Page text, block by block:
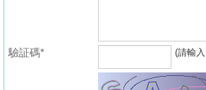
驗証碼* (請輸